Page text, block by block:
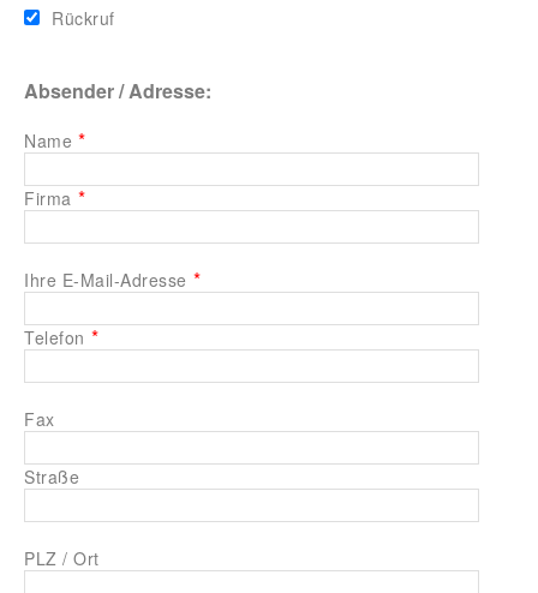
Rückruf
Absender / Adresse:
Name *
Firma *
Ihre E-Mail-Adresse *
Telefon *
Fax
Straße
PLZ / Ort